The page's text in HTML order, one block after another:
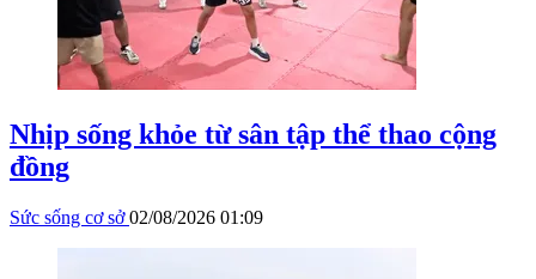
Nhịp sống khỏe từ sân tập thể thao cộng
đồng
Sức sống cơ sở02/08/2026 01:09